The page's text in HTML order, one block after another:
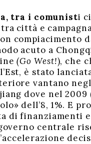
tra i comunisti
città e
compiacimento
acuto a
(Go West!), che
è stato
vantano
dove nel 2009
dell’8, 1%. E
di finanziamenti
centrale